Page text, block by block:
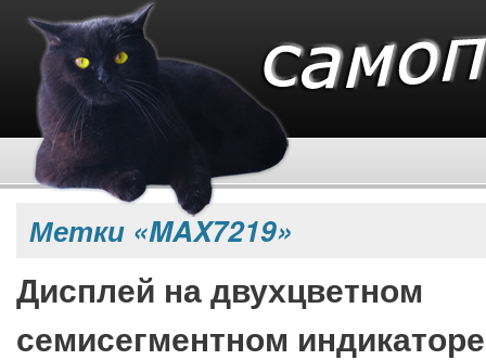
Метки «MAX7219»
Дисплей на двухцветном
семисегментном